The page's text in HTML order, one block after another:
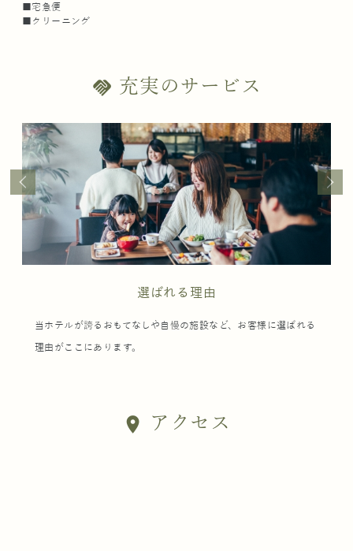
■宅急便
■クリーニング
handshake 充実のサービス
選ばれる理由
当ホテルが誇るおもてなしや自慢の施設など、お客様に選ばれる
理由がここにあります。
location_on アクセス